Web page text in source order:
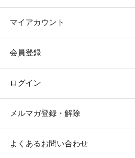
マイアカウント
会員登録
ログイン
メルマガ登録・解除
よくあるお問い合わせ